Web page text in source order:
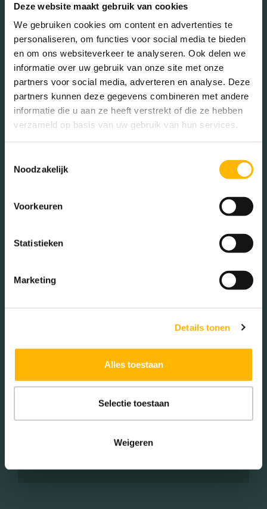
Deze website maakt gebruik van cookies
We gebruiken cookies om content en advertenties te
personaliseren, om functies voor social media te bieden
en om ons websiteverkeer te analyseren. Ook delen we
informatie over uw gebruik van onze site met onze
partners voor social media, adverteren en analyse. Deze
partners kunnen deze gegevens combineren met andere
informatie die u aan ze heeft verstrekt of die ze hebben
verzameld op basis van uw gebruik van hun services.
Noodzakelijk
Voorkeuren
Statistieken
Marketing
Details tonen
Alles toestaan
Selectie toestaan
Weigeren
Geslacht
Mannen (51.53%)
Vrouwen (48.47%)
Éénpersoons huishoudens
Woningen koop / huur
Koop (32.00%)
Huur (68.00%)
Aantal inwoners: